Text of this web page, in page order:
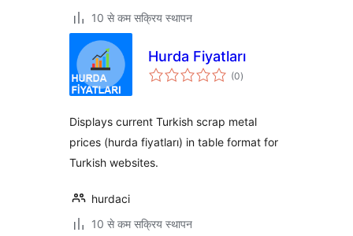
10 से कम सक्रिय स्थापन
Hurda Fiyatları
(0कुल
दर)
Displays current Turkish scrap metal
prices (hurda fiyatları) in table format for
Turkish websites.
hurdaci
10 से कम सक्रिय स्थापन